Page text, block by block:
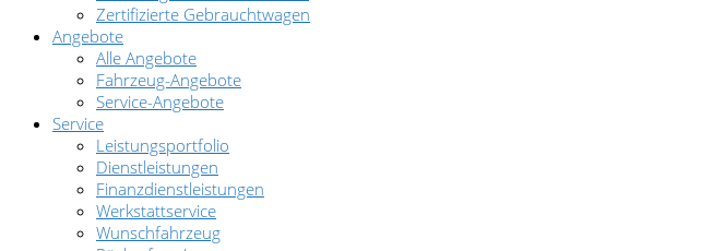
Zertifizierte Gebrauchtwagen
Angebote
Alle Angebote
Fahrzeug-Angebote
Service-Angebote
Service
Leistungsportfolio
Dienstleistungen
Finanzdienstleistungen
Werkstattservice
Wunschfahrzeug